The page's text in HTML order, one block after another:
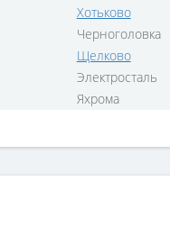
Хотьково
Черноголовка
Щелково
Электросталь
Яхрома